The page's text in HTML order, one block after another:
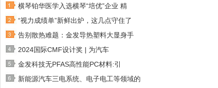
横琴铂华医学入选横琴“培优”企业 精
“视力成绩单”新鲜出炉，这几点守住了
告别散热难题：金发导热塑料大显身手
2024国际CMF设计奖 | 为汽车
金发科技无PFAS高性能PC材料:引
新能源汽车三电系统、电子电工等领域的